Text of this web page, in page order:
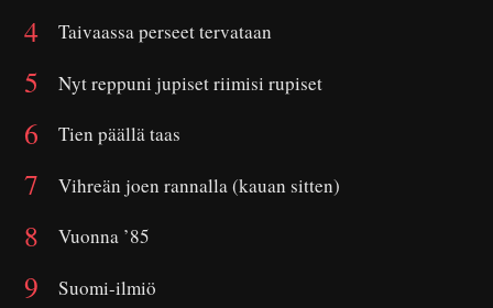
Taivaassa perseet tervataan
Nyt reppuni jupiset riimisi rupiset
Tien päällä taas
Vihreän joen rannalla (kauan sitten)
Vuonna ’85
Suomi-ilmiö